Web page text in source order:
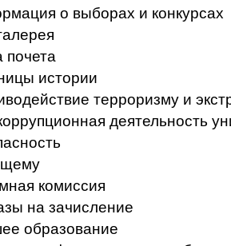
о выборах и конкурсах
почета
истории
терроризму и
деятельность
комиссия
на зачисление
образование